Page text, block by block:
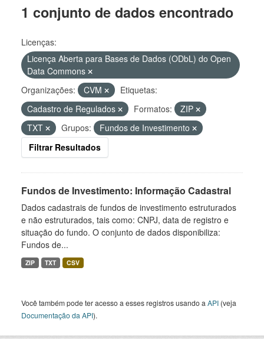
1 conjunto de dados encontrado
Licenças:
Licença Aberta para Bases de Dados (ODbL) do Open
Data Commons
Organizações:
CVM
Etiquetas:
Cadastro de Regulados
Formatos:
ZIP
TXT
Grupos:
Fundos de Investimento
Filtrar Resultados
Fundos de Investimento: Informação Cadastral
Dados cadastrais de fundos de investimento estruturados
e não estruturados, tais como: CNPJ, data de registro e
situação do fundo. O conjunto de dados disponibiliza:
Fundos de...
ZIP TXT CSV
Você também pode ter acesso a esses registros usando a API (veja
Documentação da API).